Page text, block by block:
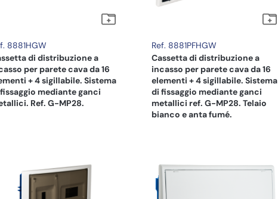
8881HGW
di distribuzione a
per parete cava da 16
+ 4 sigillabile. Sistema
mediante ganci
Ref. G-MP28.
Ref. 8881PFHGW
Cassetta di distribuzione a
incasso per parete cava da 16
elementi + 4 sigillabile. Sistema
di fissaggio mediante ganci
metallici ref. G-MP28. Telaio
bianco e anta fumé.